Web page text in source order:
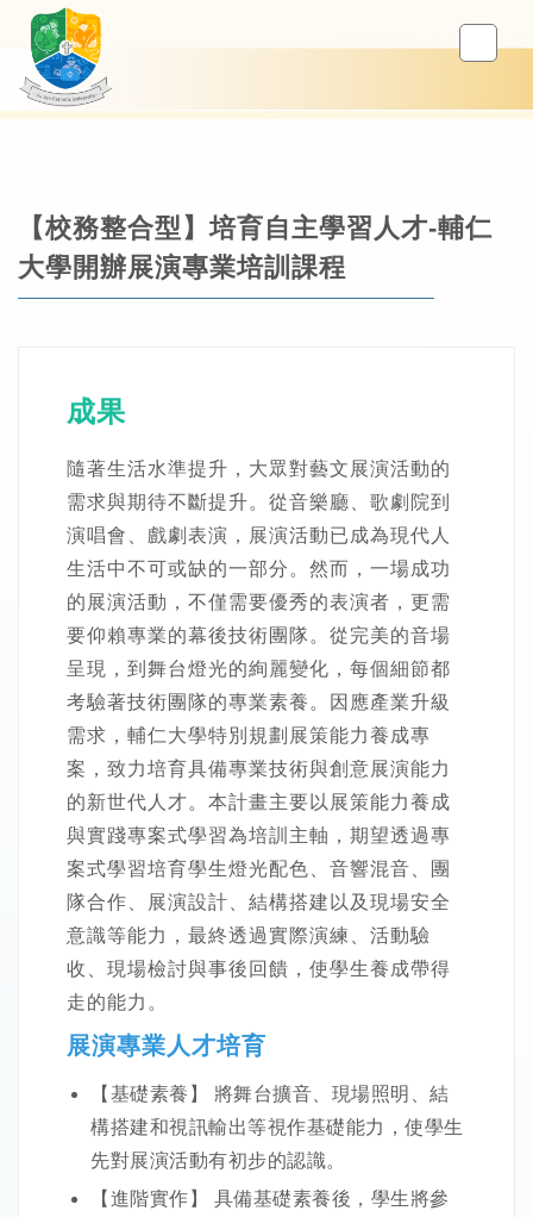
【校務整合型】培育自主學習人才-輔仁
大學開辦展演專業培訓課程
成果
隨著生活水準提升，大眾對藝文展演活動的
需求與期待不斷提升。從音樂廳、歌劇院到
演唱會、戲劇表演，展演活動已成為現代人
生活中不可或缺的一部分。然而，一場成功
的展演活動，不僅需要優秀的表演者，更需
要仰賴專業的幕後技術團隊。從完美的音場
呈現，到舞台燈光的絢麗變化，每個細節都
考驗著技術團隊的專業素養。因應產業升級
需求，輔仁大學特別規劃展策能力養成專
案，致力培育具備專業技術與創意展演能力
的新世代人才。本計畫主要以展策能力養成
與實踐專案式學習為培訓主軸，期望透過專
案式學習培育學生燈光配色、音響混音、團
隊合作、展演設計、結構搭建以及現場安全
意識等能力，最終透過實際演練、活動驗
收、現場檢討與事後回饋，使學生養成帶得
走的能力。
展演專業人才培育
【基礎素養】 將舞台擴音、現場照明、結
構搭建和視訊輸出等視作基礎能力，使學生
先對展演活動有初步的認識。
【進階實作】 具備基礎素養後，學生將參